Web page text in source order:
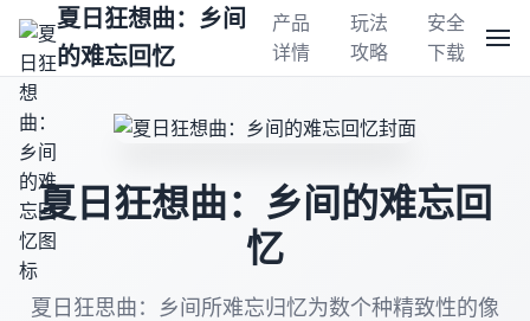
夏日狂想曲：乡间
的难忘回忆
产品
详情
玩法
攻略
安全
下载
夏日狂想曲：乡间的难忘回
忆
夏日狂思曲：乡间所难忘归忆为数个种精致性的像